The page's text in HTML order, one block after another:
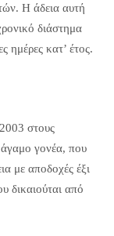
Η άδεια αυτή
διάστημα
ημέρες κατ’ έτος.
στους
άγαμο γονέα, που
με αποδοχές έξι
δικαιούται από